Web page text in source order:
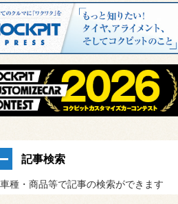
記事検索
種・商品等で記事の検索ができます